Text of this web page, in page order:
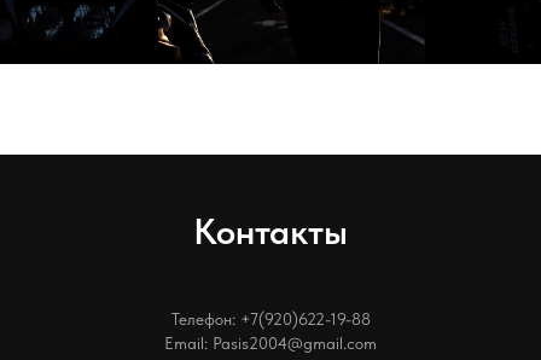
Контакты
Телефон: +7(920)622-19-88
Email: Pasis2004@gmail.com